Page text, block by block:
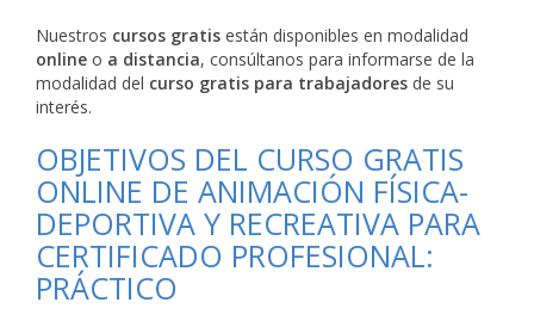
Nuestros cursos gratis están disponibles en modalidad
online o a distancia, consúltanos para informarse de la
modalidad del curso gratis para trabajadores de su
interés.
OBJETIVOS DEL CURSO GRATIS
ONLINE DE ANIMACIÓN FÍSICA-
DEPORTIVA Y RECREATIVA PARA
CERTIFICADO PROFESIONAL:
PRÁCTICO